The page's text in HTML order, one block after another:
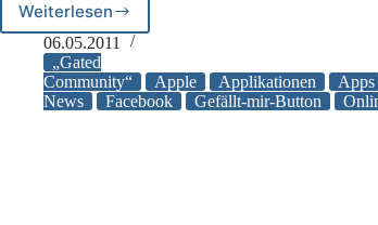
Weiterlesen
Apple
und
Facebook
mit
dem
06.05.2011
„Gated
Community“
Apple Applikationen Apps
News
Facebook Gefällt-mir-Button